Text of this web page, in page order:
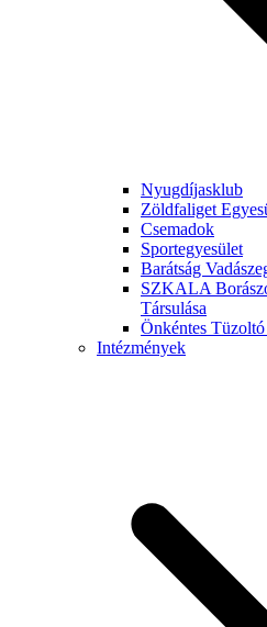
Nyugdíjasklub
Zöldfaliget
Csemadok
Sportegyesület
Barátság
SZKALA
Társulása
Önkéntes
Intézmények